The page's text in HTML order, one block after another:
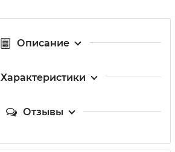
Описание
Характеристики
Отзывы